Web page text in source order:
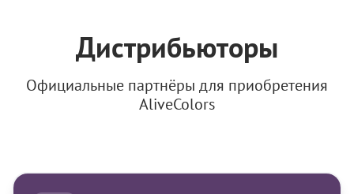
Дистрибьюторы
Официальные партнёры для приобретения
AliveColors